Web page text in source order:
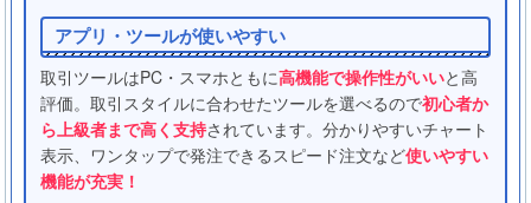
アプリ・ツールが使いやすい
取引ツールはPC・スマホともに高機能で操作性がいいと高
評価。取引スタイルに合わせたツールを選べるので初心者か
ら上級者まで高く支持されています。分かりやすいチャート
表示、ワンタップで発注できるスピード注文など使いやすい
機能が充実！